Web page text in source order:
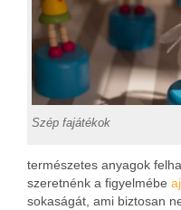
Szép fajátékok
természetes anyagok
szeretnénk a figyelmébe
sokaságát, ami biztosan